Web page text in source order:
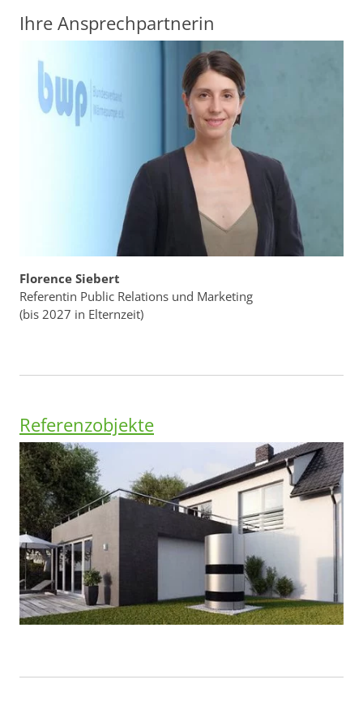
Ihre Ansprechpartnerin
Florence Siebert
Referentin Public Relations und Marketing
(bis 2027 in Elternzeit)
Referenzobjekte